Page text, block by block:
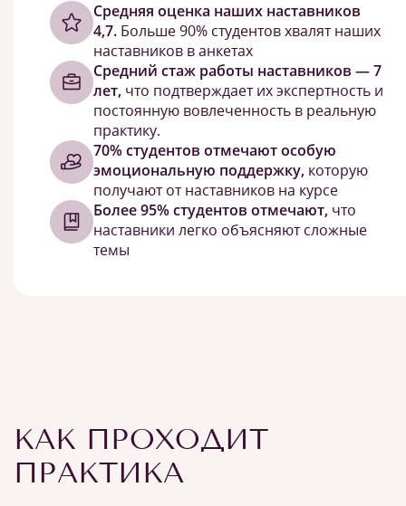
Cредняя оценка наших наставников
4,7. Больше 90% студентов хвалят наших
наставников в анкетах
Средний стаж работы наставников — 7
лет, что подтверждает их экспертность и
постоянную вовлеченность в реальную
практику.
70% студентов отмечают особую
эмоциональную поддержку, которую
получают от наставников на курсе
Более 95% студентов отмечают, что
наставники легко объясняют сложные
темы
КАК ПРОХОДИТ
ПРАКТИКА